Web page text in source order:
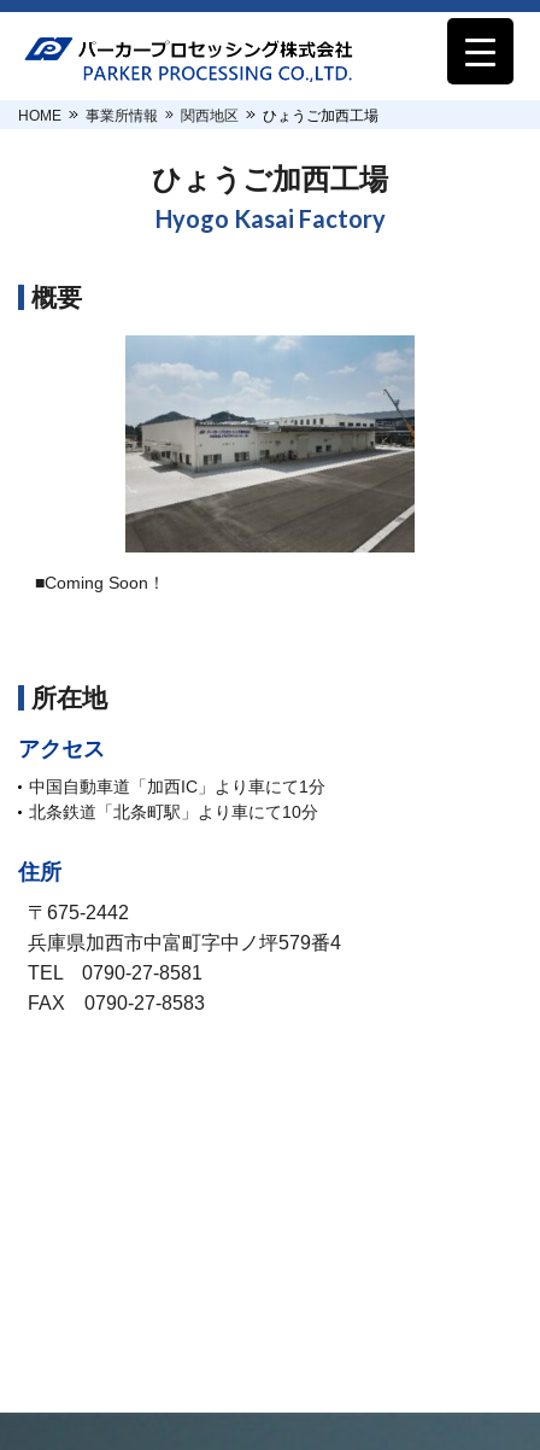
HOME 事業所情報 関西地区 ひょうご加西工場
ひょうご加西工場
Hyogo Kasai Factory
概要
■Coming Soon！
所在地
アクセス
中国自動車道「加西IC」より車にて1分
北条鉄道「北条町駅」より車にて10分
住所
〒675-2442
兵庫県加西市中富町字中ノ坪579番4
TEL 0790-27-8581
FAX 0790-27-8583